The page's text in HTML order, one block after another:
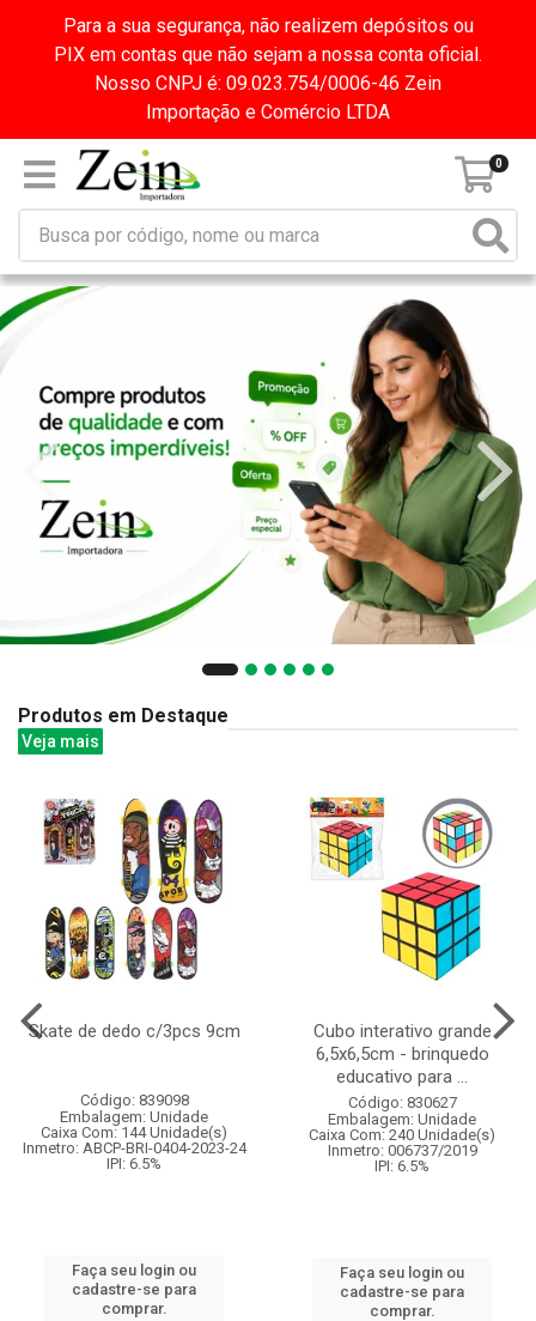
Para a sua segurança, não realizem depósitos ou
PIX em contas que não sejam a nossa conta oficial.
Nosso CNPJ é: 09.023.754/0006-46 Zein
Importação e Comércio LTDA
0
Produtos em Destaque
Veja mais
Skate de dedo c/3pcs 9cm
Código: 839098
Embalagem: Unidade
Caixa Com: 144 Unidade(s)
Inmetro: ABCP-BRI-0404-2023-24
IPI: 6.5%
Faça seu login ou
cadastre-se para
comprar.
Cubo interativo grande
6,5x6,5cm - brinquedo
educativo para ...
Código: 830627
Embalagem: Unidade
Caixa Com: 240 Unidade(s)
Inmetro: 006737/2019
IPI: 6.5%
Faça seu login ou
cadastre-se para
comprar.